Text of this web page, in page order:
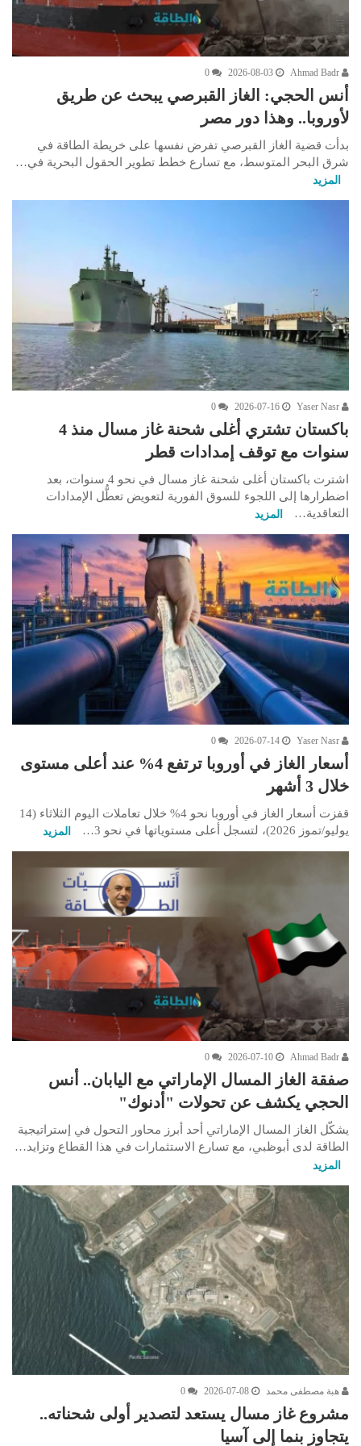
2026-08-03
0
أنس الحجي: الغاز القبرصي يبحث عن طريق
لأوروبا.. وهذا دور مصر
بدأت قضية الغاز القبرصي تفرض نفسها على خريطة الطاقة في
شرق البحر المتوسط، مع تسارع خطط تطوير الحقول البحرية في…
المزيد
2026-07-16
0
باكستان تشتري أغلى شحنة غاز مسال منذ 4
سنوات مع توقف إمدادات قطر
اشترت باكستان أغلى شحنة غاز مسال في نحو 4 سنوات، بعد
اضطرارها إلى اللجوء للسوق الفورية لتعويض تعطُّل الإمدادات
التعاقدية…
المزيد
2026-07-14
0
أسعار الغاز في أوروبا ترتفع 4% عند أعلى مستوى
خلال 3 أشهر
قفزت أسعار الغاز في أوروبا نحو 4% خلال تعاملات اليوم الثلاثاء (14
يوليو/تموز 2026)، لتسجل أعلى مستوياتها في نحو 3…
المزيد
2026-07-10
0
صفقة الغاز المسال الإماراتي مع اليابان.. أنس
الحجي يكشف عن تحولات "أدنوك"
يشكّل الغاز المسال الإماراتي أحد أبرز محاور التحول في إستراتيجية
الطاقة لدى أبوظبي، مع تسارع الاستثمارات في هذا القطاع وتزايد…
المزيد
هبة مصطفى محمد 2026-07-08
0
مشروع غاز مسال يستعد لتصدير أولى شحناته..
يتجاوز بنما إلى آسيا